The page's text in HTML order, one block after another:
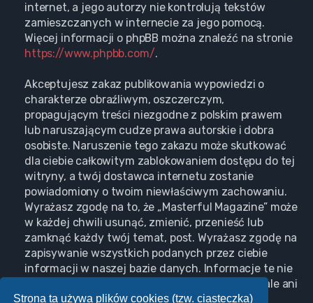
Strona ta używa plików cookies (tzw. ciasteczka)
internet, a jego autorzy nie kontrolują tekstów
zamieszczanych w internecie za jego pomocą.
Więcej informacji o phpBB można znaleźć na stronie
https://www.phpbb.com/.
Akceptujesz zakaz publikowania wypowiedzi o
charakterze obraźliwym, oszczerczym,
propagującym treści niezgodne z polskim prawem
lub naruszającym cudze prawa autorskie i dobra
osobiste. Naruszenie tego zakazu może skutkować
dla ciebie całkowitym zablokowaniem dostępu do tej
witryny, a twój dostawca internetu zostanie
powiadomiony o twoim niewłaściwym zachowaniu.
Wyrażasz zgodę na to, że „Masterful Magazine” może
w każdej chwili usunąć, zmienić, przenieść lub
zamknąć każdy twój temat, post. Wyrażasz zgodę na
zapisywanie wszystkich podanych przez ciebie
informacji w naszej bazie danych. Informacje te nie
będą przekazywane nikomu bez twojej zgody, ale ani
„Masterful Magazine”, ani phpBB nie ponosi